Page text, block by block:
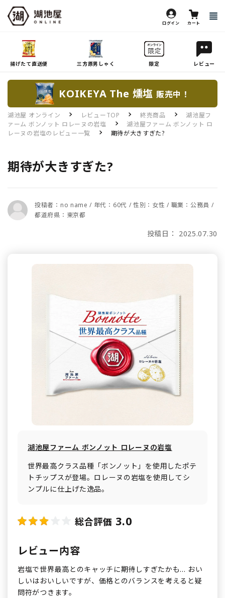
ログイン カート
揚げたて直送便 三方原男しゃく 限定 レビュー
KOIKEYA The 燻塩 販売中！
湖池屋 オンライン レビューTOP 終売商品
湖池屋フ
ァーム ボンノット ロレーヌの岩塩
湖池屋ファーム ボンノット ロ
レーヌの岩塩のレビュー一覧
期待が大きすぎた?
期待が大きすぎた?
投稿者：no name / 年代：60代 / 性別：女性 / 職業：公務員 /
都道府県：東京都
投稿日： 2025.07.30
湖池屋ファーム ボンノット ロレーヌの岩塩
世界最高クラス品種「ボンノット」を使用したポテ
トチップスが登場。ロレーヌの岩塩を使用してシ
ンプルに仕上げた逸品。
総合評価 3.0
レビュー内容
岩塩で世界最高とのキャッチに期待しすぎたかも... おい
しいはおいしいですが、価格とのバランスを考えると疑
問符がつきます。